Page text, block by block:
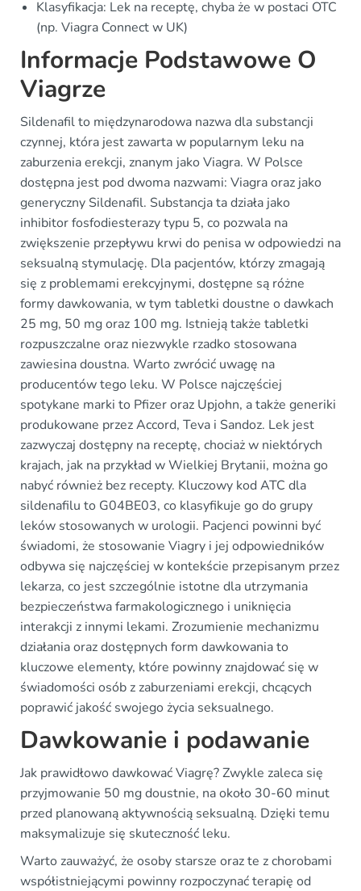
Klasyfikacja: Lek na receptę, chyba że w postaci OTC
(np. Viagra Connect w UK)
Informacje Podstawowe O
Viagrze
Sildenafil to międzynarodowa nazwa dla substancji
czynnej, która jest zawarta w popularnym leku na
zaburzenia erekcji, znanym jako Viagra. W Polsce
dostępna jest pod dwoma nazwami: Viagra oraz jako
generyczny Sildenafil. Substancja ta działa jako
inhibitor fosfodiesterazy typu 5, co pozwala na
zwiększenie przepływu krwi do penisa w odpowiedzi na
seksualną stymulację. Dla pacjentów, którzy zmagają
się z problemami erekcyjnymi, dostępne są różne
formy dawkowania, w tym tabletki doustne o dawkach
25 mg, 50 mg oraz 100 mg. Istnieją także tabletki
rozpuszczalne oraz niezwykle rzadko stosowana
zawiesina doustna. Warto zwrócić uwagę na
producentów tego leku. W Polsce najczęściej
spotykane marki to Pfizer oraz Upjohn, a także generiki
produkowane przez Accord, Teva i Sandoz. Lek jest
zazwyczaj dostępny na receptę, chociaż w niektórych
krajach, jak na przykład w Wielkiej Brytanii, można go
nabyć również bez recepty. Kluczowy kod ATC dla
sildenafilu to G04BE03, co klasyfikuje go do grupy
leków stosowanych w urologii. Pacjenci powinni być
świadomi, że stosowanie Viagry i jej odpowiedników
odbywa się najczęściej w kontekście przepisanym przez
lekarza, co jest szczególnie istotne dla utrzymania
bezpieczeństwa farmakologicznego i uniknięcia
interakcji z innymi lekami. Zrozumienie mechanizmu
działania oraz dostępnych form dawkowania to
kluczowe elementy, które powinny znajdować się w
świadomości osób z zaburzeniami erekcji, chcących
poprawić jakość swojego życia seksualnego.
Dawkowanie i podawanie
Jak prawidłowo dawkować Viagrę? Zwykle zaleca się
przyjmowanie 50 mg doustnie, na około 30-60 minut
przed planowaną aktywnością seksualną. Dzięki temu
maksymalizuje się skuteczność leku.
Warto zauważyć, że osoby starsze oraz te z chorobami
współistniejącymi powinny rozpoczynać terapię od